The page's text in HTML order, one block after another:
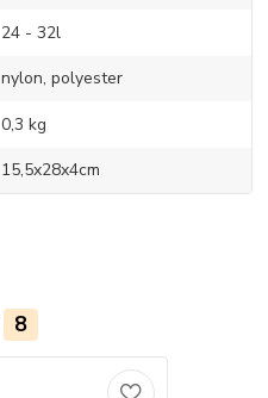
24 - 32l
nylon, polyester
0,3 kg
15,5x28x4cm
8